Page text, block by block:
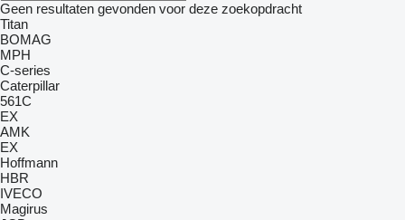
Geen resultaten gevonden voor deze zoekopdracht
Titan
BOMAG
MPH
C-series
Caterpillar
561C
EX
AMK
EX
Hoffmann
HBR
IVECO
Magirus